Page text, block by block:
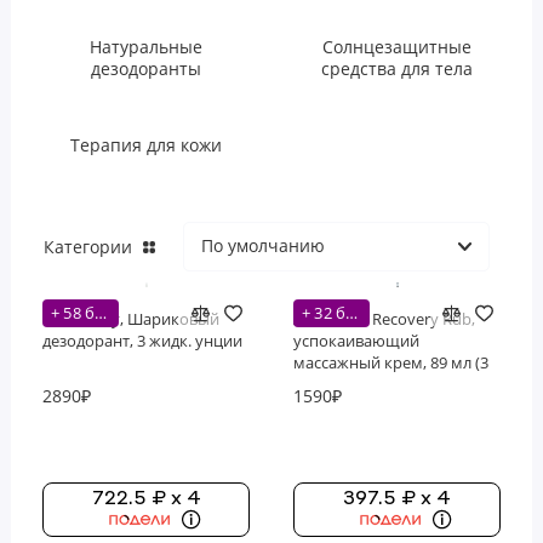
Уход за полостью рта
Уход за телом
Натуральные
дезодоранты
Солнцезащитные
средства для тела
Терапия для кожи
Категории
+ 58 бонусов
Real Purity, Шариковый
дезодорант, 3 жидк. унции
2890₽
722.5 ₽ x 4
+ 32 бонусов
All Terrain, Recovery Rub,
успокаивающий
массажный крем, 89 мл (3
1590₽
397.5 ₽ x 4